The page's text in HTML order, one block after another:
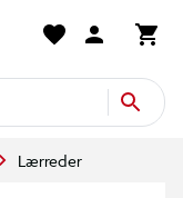
Lærreder